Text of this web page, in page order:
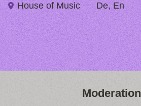
House of Music De, En
Moderation